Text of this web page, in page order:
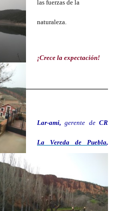
las fuerzas de la
naturaleza.
¡Crece la expectación!
Lar-ami,gerente deCR
La Vereda de Puebla,